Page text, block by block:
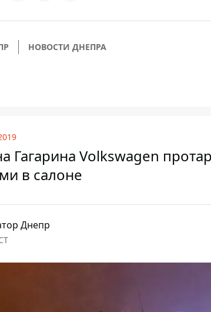
НОВОСТИ ДНЕПРА
Гагарина Volkswagen
в салоне
Днепр